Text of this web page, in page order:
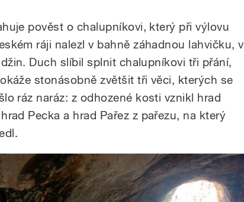
pověst o chalupníkovi, který při výlovu
ráji nalezl v bahně záhadnou lahvičku, v
Duch slíbil splnit chalupníkovi tři přání,
stonásobně zvětšit tři věci, kterých se
ráz naráz: z odhozené kosti vznikl hrad
Pecka a hrad Pařez z pařezu, na který